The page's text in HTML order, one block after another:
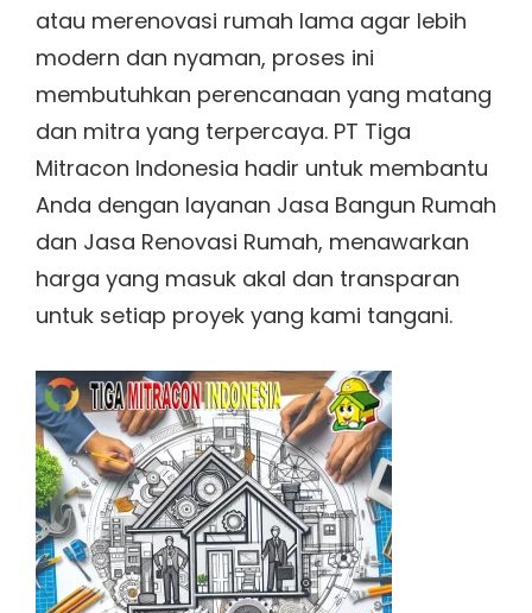
atau merenovasi rumah lama agar lebih
modern dan nyaman, proses ini
membutuhkan perencanaan yang matang
dan mitra yang terpercaya. PT Tiga
Mitracon Indonesia hadir untuk membantu
Anda dengan layanan Jasa Bangun Rumah
dan Jasa Renovasi Rumah, menawarkan
harga yang masuk akal dan transparan
untuk setiap proyek yang kami tangani.